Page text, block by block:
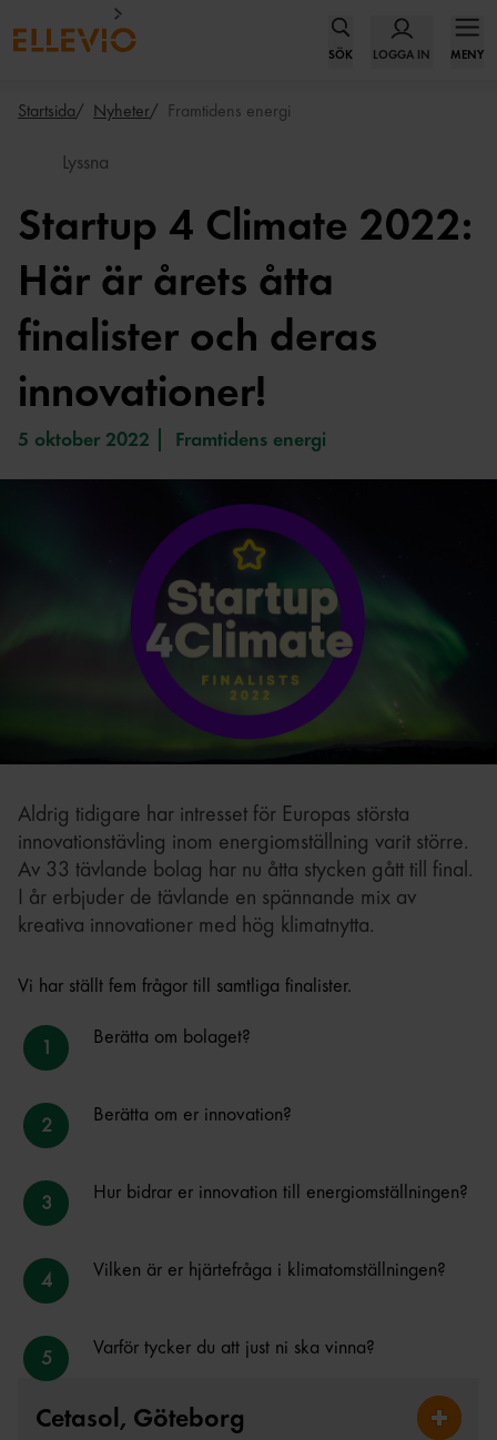
SÖK LOGGA IN MENY
Startsida Nyheter Framtidens energi
Lyssna
Startup 4 Climate 2022:
Här är årets åtta
finalister och deras
innovationer!
5 oktober 2022 Framtidens energi
Aldrig tidigare har intresset för Europas största
innovationstävling inom energiomställning varit större.
Av 33 tävlande bolag har nu åtta stycken gått till final.
I år erbjuder de tävlande en spännande mix av
kreativa innovationer med hög klimatnytta.
Vi har ställt fem frågor till samtliga finalister.
Berätta om bolaget?
Berätta om er innovation?
Hur bidrar er innovation till energiomställningen?
Vilken är er hjärtefråga i klimatomställningen?
Varför tycker du att just ni ska vinna?
Cetasol, Göteborg Fäll ut